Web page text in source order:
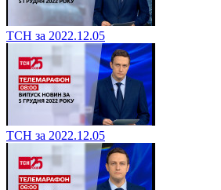
ТСН за 2022.12.05
ТСН за 2022.12.05